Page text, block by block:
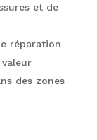
et de
réparation
des zones